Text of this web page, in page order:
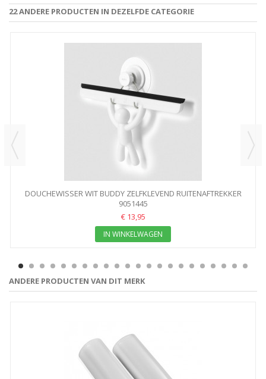
22 ANDERE PRODUCTEN IN DEZELFDE CATEGORIE
DOUCHEWISSER WIT BUDDY ZELFKLEVEND RUITENAFTREKKER
9051445
€ 13,95
IN WINKELWAGEN
ANDERE PRODUCTEN VAN DIT MERK